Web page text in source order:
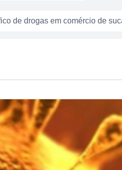
de drogas em comércio de
mais rápido que suas próprias
Setor Gameleira
suspeito em flagrante em
Verde na festa dos 178 anos